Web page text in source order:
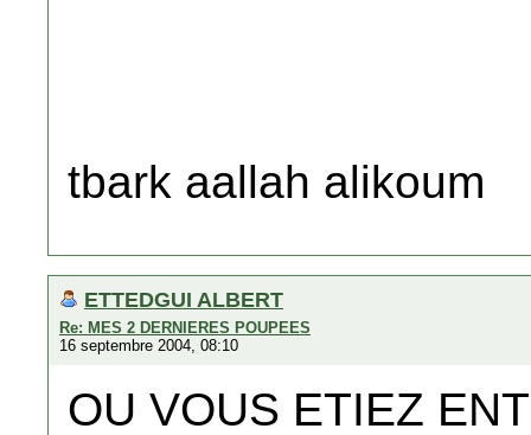
tbark aallah alikoum
ETTEDGUI ALBERT
Re: MES 2 DERNIERES POUPEES
16 septembre 2004, 08:10
OU VOUS ETIEZ